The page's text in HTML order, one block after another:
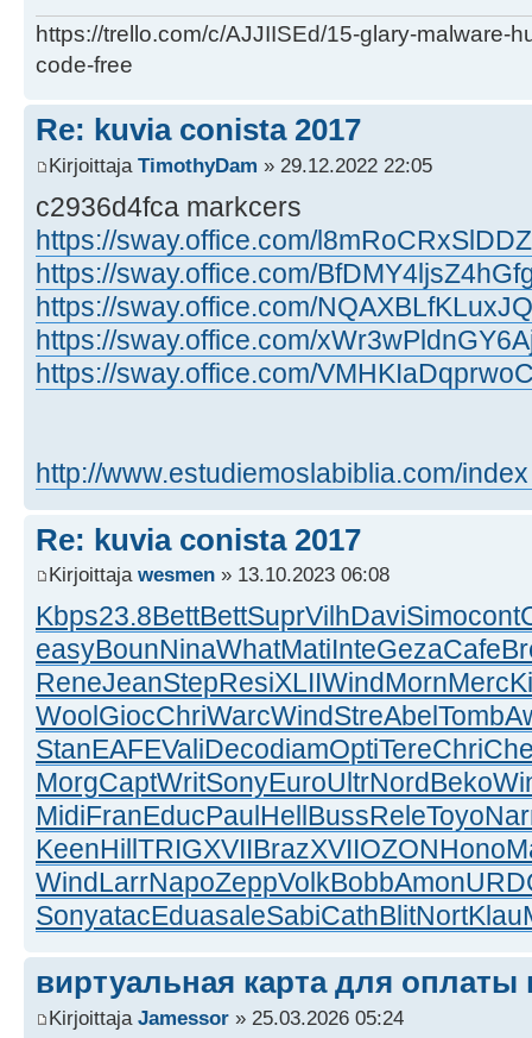
https://trello.com/c/AJJIISEd/15-glary-malware-
code-free
Re: kuvia conista 2017
Kirjoittaja TimothyDam » 29.12.2022 22:05
c2936d4fca markcers
https://sway.office.com/
https://sway.office.com/
https://sway.office.com/
https://sway.office.com/
https://sway.office.com/
http://www.estudiemoslabiblia.com/
Re: kuvia conista 2017
Kirjoittaja wesmen » 13.10.2023 06:08
Kbps23.8BettBettSuprVilhDaviSimocont
easyBounNinaWhatMatiInteGezaCafe
ReneJeanStepResiXLIIWindMornMerc
Wool GiocChriWarcWindStreAbel Tomb
StanEAFEValiDecodiamOptiTereChri
MorgCaptWritSonyEuroUltrNordBeko
MidiFranEducPaul Hell BussReleToyo
KeenHill TRIGXVIIBrazXVIIOZONHono
WindLarrNapoZeppVolkBobbAmon
SonyatacEduasaleSabiCathBlitNortKlau
виртуальная карта для оплаты
Kirjoittaja Jamessor » 25.03.2026 05:24